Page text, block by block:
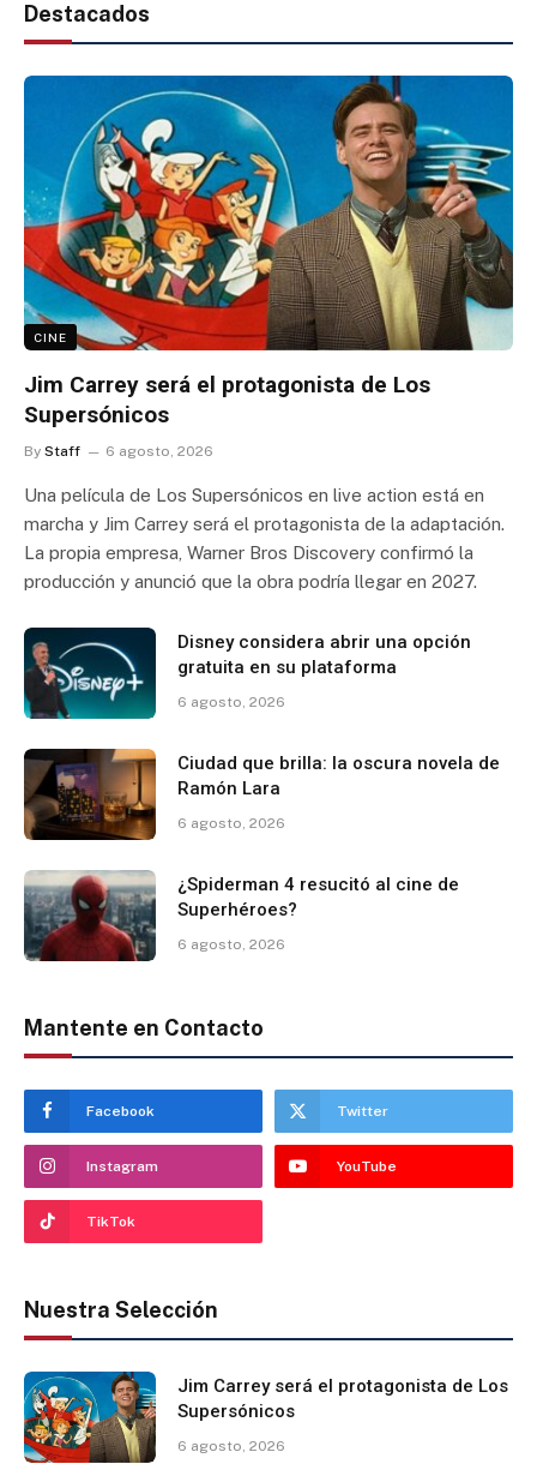
Destacados
CINE
Jim Carrey será el protagonista de Los
Supersónicos
By Staff 6 agosto, 2026
Una película de Los Supersónicos en live action está en
marcha y Jim Carrey será el protagonista de la adaptación.
La propia empresa, Warner Bros Discovery confirmó la
producción y anunció que la obra podría llegar en 2027.
Disney considera abrir una opción
gratuita en su plataforma
6 agosto, 2026
Ciudad que brilla: la oscura novela de
Ramón Lara
6 agosto, 2026
¿Spiderman 4 resucitó al cine de
Superhéroes?
6 agosto, 2026
Mantente en Contacto
Facebook Twitter
Instagram YouTube
TikTok
Nuestra Selección
Jim Carrey será el protagonista de Los
Supersónicos
6 agosto, 2026